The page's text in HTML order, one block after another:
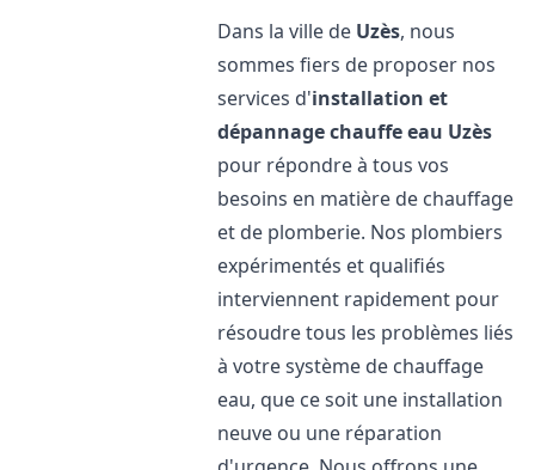
Dans la ville de Uzès, nous
sommes fiers de proposer nos
services d'installation et
dépannage chauffe eau Uzès
pour répondre à tous vos
besoins en matière de chauffage
et de plomberie. Nos plombiers
expérimentés et qualifiés
interviennent rapidement pour
résoudre tous les problèmes liés
à votre système de chauffage
eau, que ce soit une installation
neuve ou une réparation